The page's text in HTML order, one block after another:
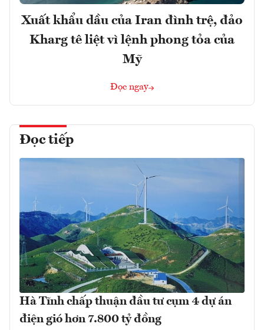
Xuất khẩu dầu của Iran đình trệ, đảo
Kharg tê liệt vì lệnh phong tỏa của
Mỹ
Đọc ngay
Đọc tiếp
Hà Tĩnh chấp thuận đầu tư cụm 4 dự án
điện gió hơn 7.800 tỷ đồng